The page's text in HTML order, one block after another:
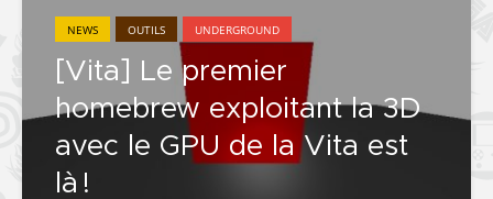
NEWS OUTILS UNDERGROUND
[Vita] Le premier
homebrew exploitant la 3D
avec le GPU de la Vita est
là !